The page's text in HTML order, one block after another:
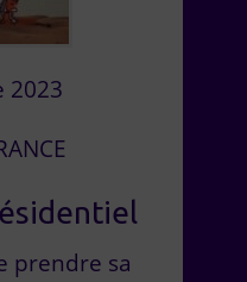
2023
prendre sa